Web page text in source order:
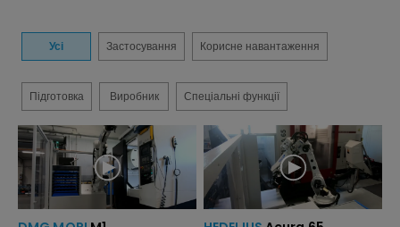
Усі Застосування Корисне навантаження
Підготовка Виробник Спеціальні функції